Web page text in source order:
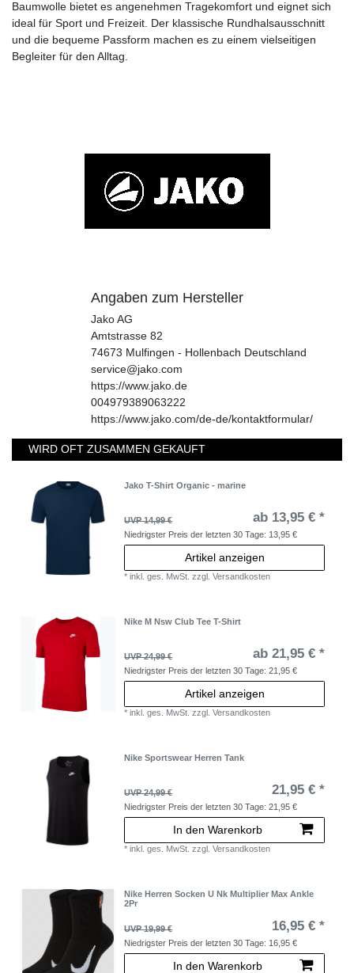
Baumwolle bietet es angenehmen Tragekomfort und eignet sich
ideal für Sport und Freizeit. Der klassische Rundhalsausschnitt
und die bequeme Passform machen es zu einem vielseitigen
Begleiter für den Alltag.
Angaben zum Hersteller
Jako AG
Amtstrasse 82
74673 Mulfingen - Hollenbach Deutschland
service@jako.com
https://www.jako.de
004979389063222
https://www.jako.com/de-de/kontaktformular/
WIRD OFT ZUSAMMEN GEKAUFT
Jako T-Shirt Organic - marine
UVP 14,99 € ab 13,95 € *
Niedrigster Preis der letzten 30 Tage: 13,95 €
Artikel anzeigen
*inkl. ges. MwSt. zzgl.Versandkosten
Nike M Nsw Club Tee T-Shirt
UVP 24,99 € ab 21,95 € *
Niedrigster Preis der letzten 30 Tage:21,95 €
Artikel anzeigen
*inkl. ges. MwSt. zzgl.Versandkosten
Nike Sportswear Herren Tank
UVP 24,99 € 21,95 € *
Niedrigster Preis der letzten 30 Tage:21,95 €
In den Warenkorb
*inkl. ges. MwSt. zzgl.Versandkosten
Nike Herren Socken U Nk Multiplier Max Ankle
2Pr
UVP 19,99 € 16,95 € *
Niedrigster Preis der letzten 30 Tage: 16,95 €
In den Warenkorb